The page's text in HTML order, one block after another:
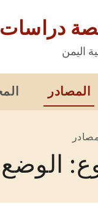
اليمن
المصادر